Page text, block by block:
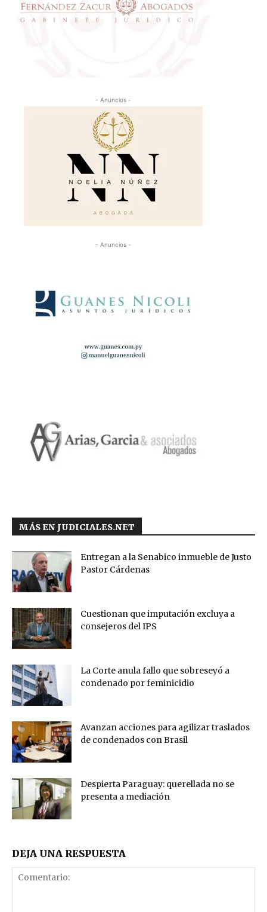
- Anuncios -
- Anuncios -
MÁS EN JUDICIALES.NET
Entregan a la Senabico inmueble de Justo
Pastor Cárdenas
Cuestionan que imputación excluya a
consejeros del IPS
La Corte anula fallo que sobreseyó a
condenado por feminicidio
Avanzan acciones para agilizar traslados
de condenados con Brasil
Despierta Paraguay: querellada no se
presenta a mediación
DEJA UNA RESPUESTA